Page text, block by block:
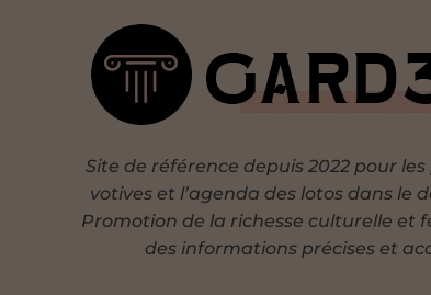
Site de référence depuis 2022 pour
votives et l’agenda des lotos dans le
Promotion de la richesse culturelle et
des informations précises et